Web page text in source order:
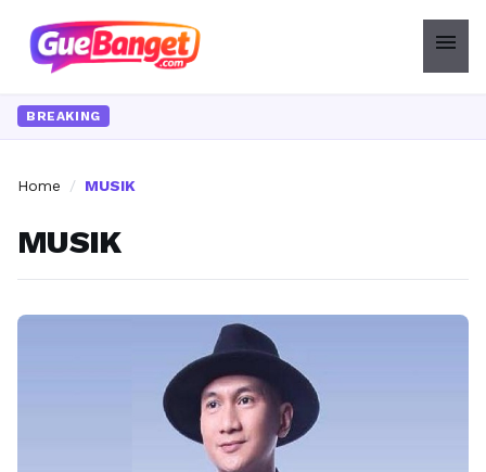
menu
BREAKING
Home / MUSIK
MUSIK